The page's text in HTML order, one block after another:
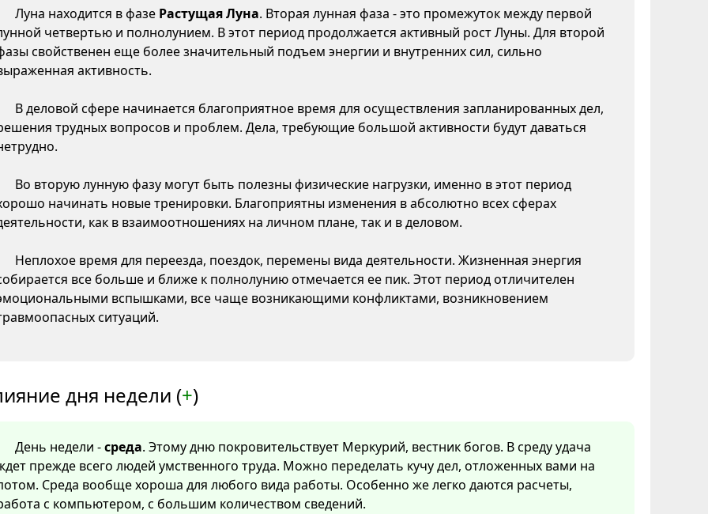
Луна находится в фазе Растущая Луна. Вторая лунная фаза - это промежуток между первой
четвертью и полнолунием. В этот период продолжается активный рост Луны. Для второй
свойственен еще более значительный подъем энергии и внутренних сил, сильно
активность.
В деловой сфере начинается благоприятное время для осуществления запланированных дел,
трудных вопросов и проблем. Дела, требующие большой активности будут даваться
Во вторую лунную фазу могут быть полезны физические нагрузки, именно в этот период
начинать новые тренировки. Благоприятны изменения в абсолютно всех сферах
как в взаимоотношениях на личном плане, так и в деловом.
Неплохое время для переезда, поездок, перемены вида деятельности. Жизненная энергия
все больше и ближе к полнолунию отмечается ее пик. Этот период отличителен
вспышками, все чаще возникающими конфликтами, возникновением
ситуаций.
дня недели (+)
День недели -среда. Этому дню покровительствует Меркурий, вестник богов. В среду удача
прежде всего людей умственного труда. Можно переделать кучу дел, отложенных вами на
Среда вообще хороша для любого вида работы. Особенно же легко даются расчеты,
с компьютером, с большим количеством сведений.